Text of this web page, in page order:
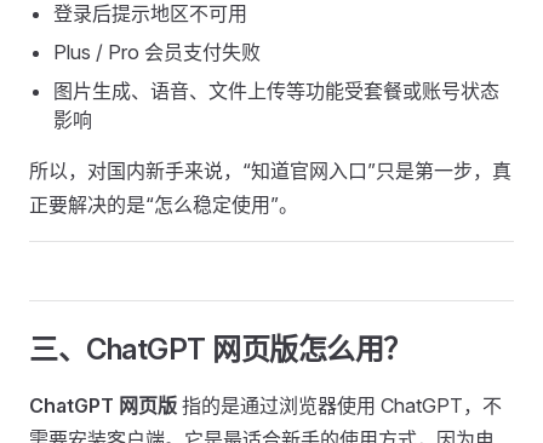
登录后提示地区不可用
Plus / Pro 会员支付失败
图片生成、语音、文件上传等功能受套餐或账号状态
影响
所以，对国内新手来说，“知道官网入口”只是第一步，真
正要解决的是“怎么稳定使用”。
三、ChatGPT 网页版怎么用？
ChatGPT 网页版 指的是通过浏览器使用 ChatGPT，不